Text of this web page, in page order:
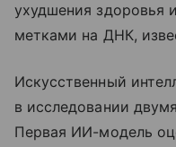
ухудшения здоровья
метками на ДНК,
Искусственный
в исследовании
Первая ИИ-модель